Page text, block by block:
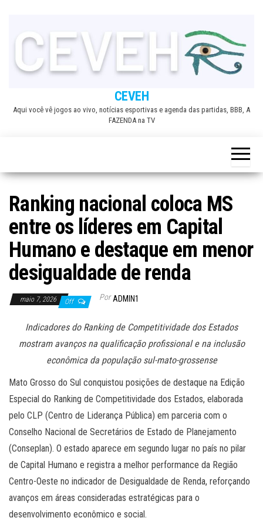
CEVEH
Aqui você vê jogos ao vivo, notícias esportivas e agenda das partidas, BBB, A
FAZENDA na TV
Ranking nacional coloca MS
entre os líderes em Capital
Humano e destaque em menor
desigualdade de renda
maio 7, 2026 Off Por ADMIN1
Indicadores do Ranking de Competitividade dos Estados
mostram avanços na qualificação profissional e na inclusão
econômica da população sul-mato-grossense
Mato Grosso do Sul conquistou posições de destaque na Edição
Especial do Ranking de Competitividade dos Estados, elaborada
pelo CLP (Centro de Liderança Pública) em parceria com o
Conselho Nacional de Secretários de Estado de Planejamento
(Conseplan). O estado aparece em segundo lugar no país no pilar
de Capital Humano e registra a melhor performance da Região
Centro-Oeste no indicador de Desigualdade de Renda, reforçando
avanços em áreas consideradas estratégicas para o
desenvolvimento econômico e social.